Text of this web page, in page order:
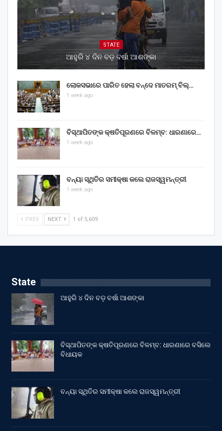
STATE
ଆହୁରି ୪ ଦିନ ବଡ଼ ବର୍ଷା ଆଶଙ୍କା
ଲୋକସଭାରେ ପାରିତ ହେଲା ବନ୍ଦେ ମାତରମ୍‌ ବିଲ୍‌…
1 week ago
ବିସ୍ଥାପିତଙ୍କ କ୍ଷତିପୂରଣରେ ବିଳମ୍ବ: ଧାରଣାରେ…
1 week ago
ବନ୍ୟା ସ୍ଥିତିର ସମୀକ୍ଷା କଲେ ରାଜସ୍ୱମନ୍ତ୍ରୀ
1 week ago
PREV NEXT 1 of 5,609
State
ଆହୁରି ୪ ଦିନ ବଡ଼ ବର୍ଷା ଆଶଙ୍କା
ବିସ୍ଥାପିତଙ୍କ କ୍ଷତିପୂରଣରେ ବିଳମ୍ବ: ଧାରଣାରେ ବସିଲେ
ବିଧାୟକ
ବନ୍ୟା ସ୍ଥିତିର ସମୀକ୍ଷା କଲେ ରାଜସ୍ୱମନ୍ତ୍ରୀ